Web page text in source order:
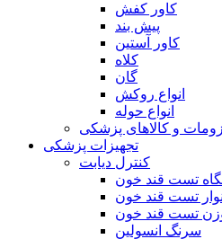
کاور کفش
پیش بند
کاور آستین
کلاه
گان
انواع روکش
انواع حوله
و کالاهای پزشکی
تجهیزات پزشکی
کنترل دیابت
تست قند خون
نوار تست قند خون
تست قند خون
سرنگ انسولین